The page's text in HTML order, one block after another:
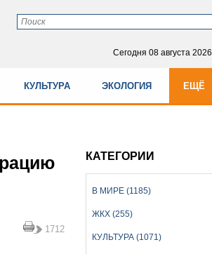
Сегодня 08 августа 2026
КУЛЬТУРА ЭКОЛОГИЯ ЕЩЁ
1712
КАТЕГОРИИ
В МИРЕ (1185)
ЖКХ (255)
КУЛЬТУРА (1071)